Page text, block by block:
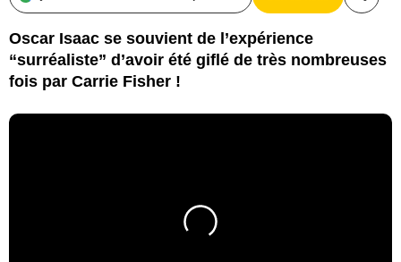
Oscar Isaac se souvient de l’expérience
“surréaliste” d’avoir été giflé de très nombreuses
fois par Carrie Fisher !